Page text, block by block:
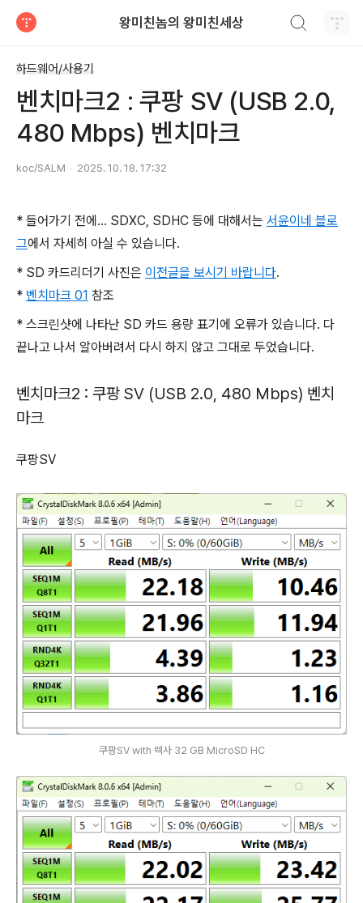
왕미친놈의 왕미친세상
하드웨어/사용기
벤치마크2 : 쿠팡 SV (USB 2.0,
480 Mbps) 벤치마크
koc/SALM 2025. 10. 18. 17:32
* 들어가기 전에... SDXC, SDHC 등에 대해서는 서윤이네 블로
그에서 자세히 아실 수 있습니다.
* SD 카드리더기 사진은 이전글을 보시기 바랍니다.
* 벤치마크 01 참조
* 스크린샷에 나타난 SD 카드 용량 표기에 오류가 있습니다. 다
끝나고 나서 알아버려서 다시 하지 않고 그대로 두었습니다.
벤치마크2 : 쿠팡 SV (USB 2.0, 480 Mbps) 벤치
마크
쿠팡SV
쿠팡SV with 렉사 32 GB MicroSD HC